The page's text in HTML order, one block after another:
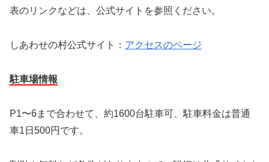
表のリンクなどは、公式サイトを参照ください。
しあわせの村公式サイト： アクセスのページ
駐車場情報
P1〜6まで合わせて、約1600台駐車可、駐車料金は普通
車1日500円です。